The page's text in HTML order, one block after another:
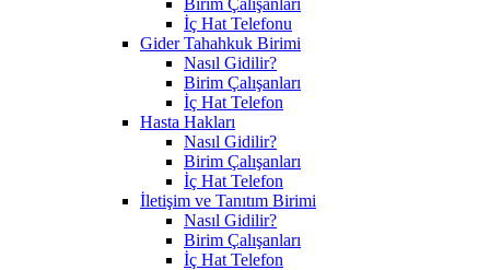
İç Hat Telefonu
Gider Tahahkuk Birimi
Nasıl Gidilir?
Birim Çalışanları
İç Hat Telefon
Hasta Hakları
Nasıl Gidilir?
Birim Çalışanları
İç Hat Telefon
İletişim ve Tanıtım Birimi
Nasıl Gidilir?
Birim Çalışanları
İç Hat Telefon